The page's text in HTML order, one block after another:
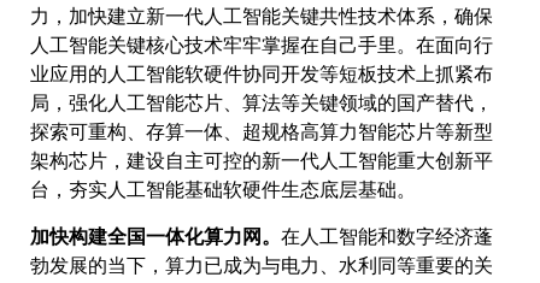
力，加快建立新一代人工智能关键共性技术体系，确保
人工智能关键核心技术牢牢掌握在自己手里。在面向行
业应用的人工智能软硬件协同开发等短板技术上抓紧布
局，强化人工智能芯片、算法等关键领域的国产替代，
探索可重构、存算一体、超规格高算力智能芯片等新型
架构芯片，建设自主可控的新一代人工智能重大创新平
台，夯实人工智能基础软硬件生态底层基础。
加快构建全国一体化算力网。 在人工智能和数字经济蓬
勃发展的当下，算力已成为与电力、水利同等重要的关